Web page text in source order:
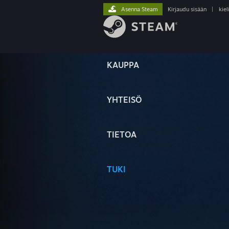
KAUPPA
YHTEISÖ
TIETOA
TUKI
Asenna Steam Kirjaudu sisään kieli